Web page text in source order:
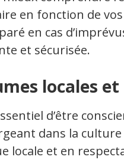
en fonction de
en cas
et sécurisée.
locales
d’être
dans la
locale et en